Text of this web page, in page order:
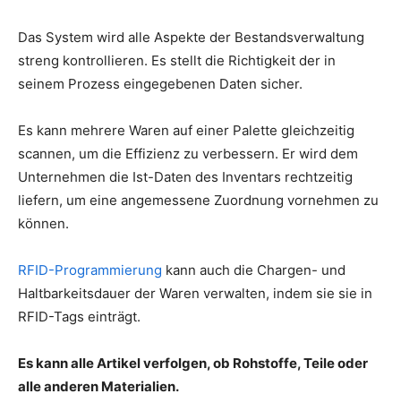
Das System wird alle Aspekte der Bestandsverwaltung
streng kontrollieren. Es stellt die Richtigkeit der in
seinem Prozess eingegebenen Daten sicher.
Es kann mehrere Waren auf einer Palette gleichzeitig
scannen, um die Effizienz zu verbessern. Er wird dem
Unternehmen die Ist-Daten des Inventars rechtzeitig
liefern, um eine angemessene Zuordnung vornehmen zu
können.
RFID-Programmierung kann auch die Chargen- und
Haltbarkeitsdauer der Waren verwalten, indem sie sie in
RFID-Tags einträgt.
Es kann alle Artikel verfolgen, ob Rohstoffe, Teile oder
alle anderen Materialien.